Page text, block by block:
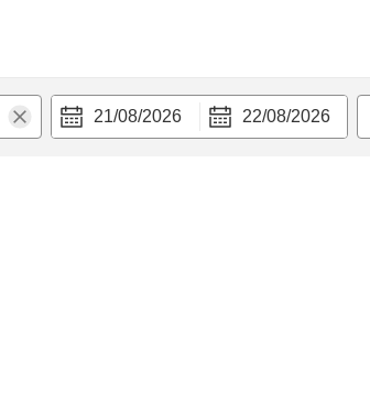
21/08/2026 22/08/2026